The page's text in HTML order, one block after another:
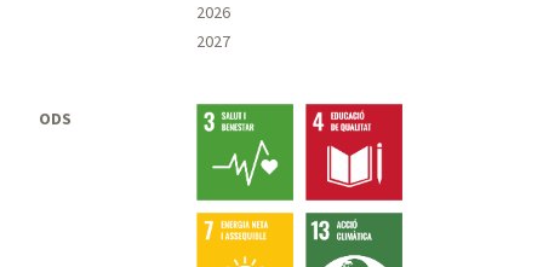
2026
2027
ODS